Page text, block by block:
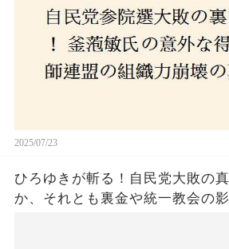
2025/07/23
ひろゆきが斬る！自民党大敗の
か、それとも裏金や統一教会の